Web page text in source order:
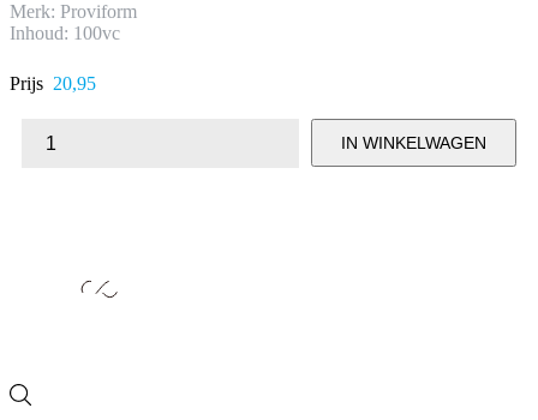
Merk: Proviform
Inhoud: 100vc
Prijs 20,95
IN WINKELWAGEN